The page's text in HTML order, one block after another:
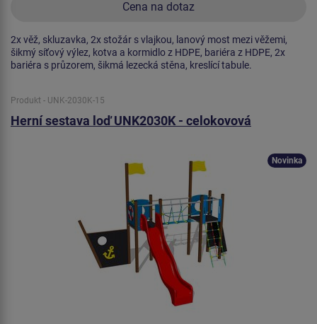
Cena na dotaz
2x věž, skluzavka, 2x stožár s vlajkou, lanový most mezi věžemi,
šikmý síťový výlez, kotva a kormidlo z HDPE, bariéra z HDPE, 2x
bariéra s průzorem, šikmá lezecká stěna, kreslící tabule.
Produkt - UNK-2030K-15
Herní sestava loď UNK2030K - celokovová
Novinka